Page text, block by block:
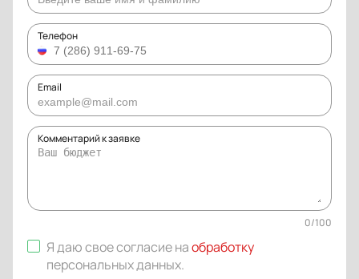
Телефон
Email
Комментарий к заявке
0/100
Я даю свое согласие наобработку
персональных данных.